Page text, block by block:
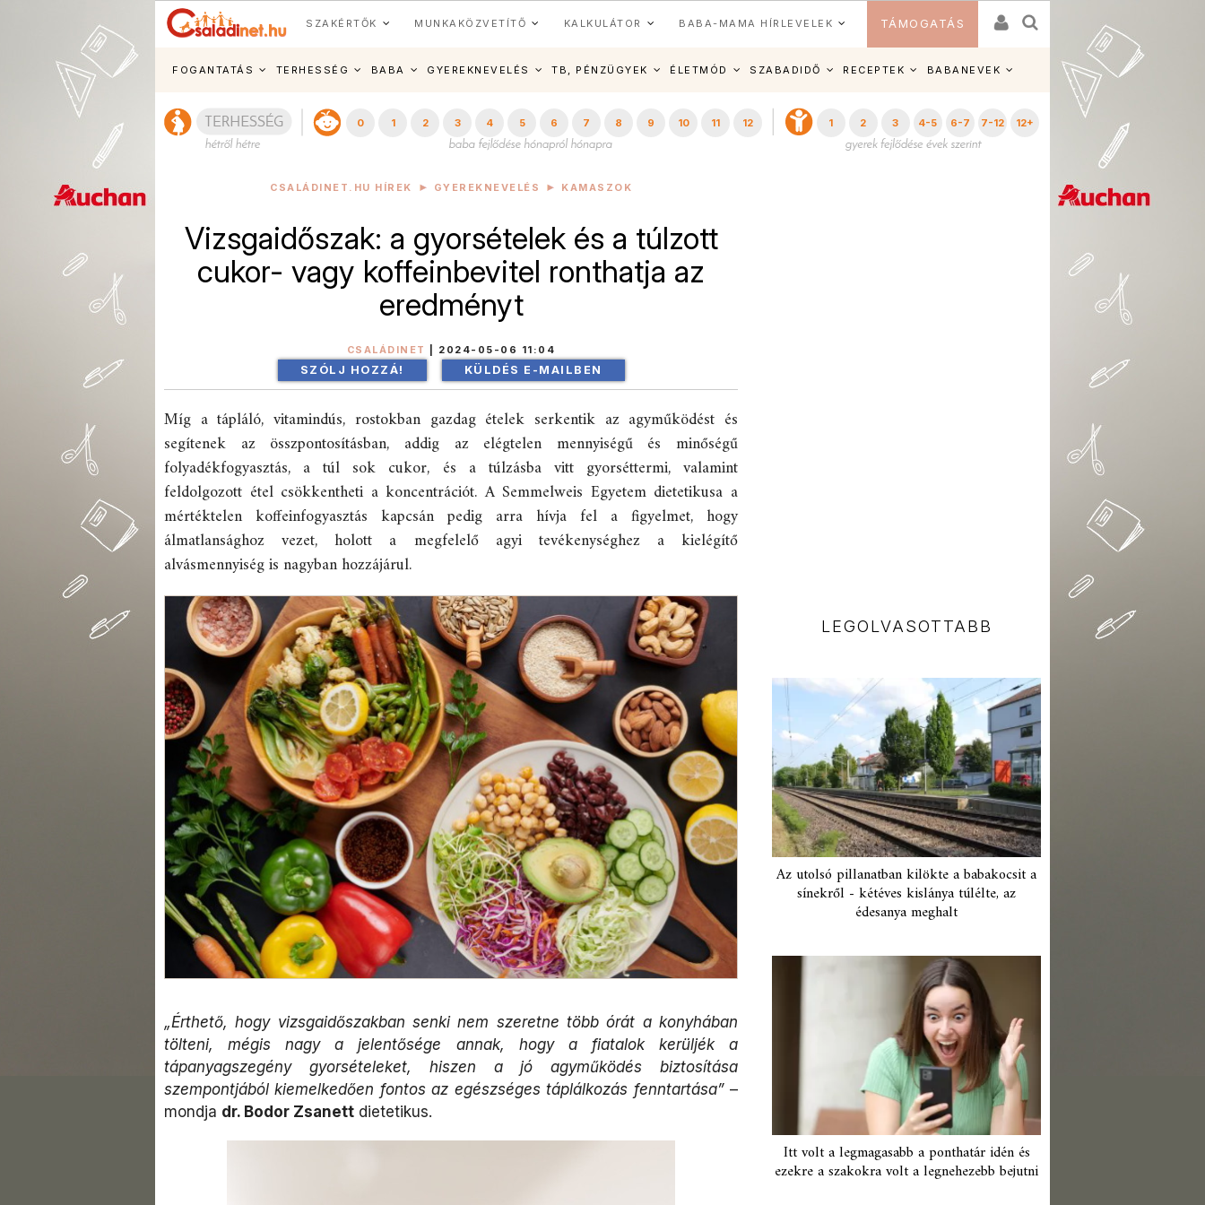
SZAKÉRTŐK MUNKAKÖZVETÍTŐ KALKULÁTOR BABA-MAMA HÍRLEVELEK TÁMOGATÁS
FOGANTATÁS TERHESSÉG BABA GYEREKNEVELÉS TB, PÉNZÜGYEK ÉLETMÓD SZABADIDŐ RECEPTEK BABANEVEK
0 1 2 3 4 5 6 7 8 9 10 11 12 1 2 3 4-5 6-7 7-12 12+
CSALÁDINET.HU HÍREK GYEREKNEVELÉS KAMASZOK
Vizsgaidőszak: a gyorsételek és a túlzott
cukor- vagy koffeinbevitel ronthatja az
eredményt
CSALÁDINET 2024-05-06 11:04
SZÓLJ HOZZÁ! KÜLDÉS E-MAILBEN
Míg a tápláló, vitamindús, rostokban gazdag ételek serkentik az agyműködést és
segítenek az összpontosításban, addig az elégtelen mennyiségű és minőségű
folyadékfogyasztás, a túl sok cukor, és a túlzásba vitt gyorséttermi, valamint
feldolgozott étel csökkentheti a koncentrációt. A Semmelweis Egyetem dietetikusa a
mértéktelen koffeinfogyasztás kapcsán pedig arra hívja fel a figyelmet, hogy
álmatlansághoz vezet, holott a megfelelő agyi tevékenységhez a kielégítő
alvásmennyiség is nagyban hozzájárul.
„Érthető, hogy vizsgaidőszakban senki nem szeretne több órát a konyhában
tölteni, mégis nagy a jelentősége annak, hogy a fiatalok kerüljék a
tápanyagszegény gyorsételeket, hiszen a jó agyműködés biztosítása
szempontjából kiemelkedően fontos az egészséges táplálkozás fenntartása”–
mondja dr. Bodor Zsanett dietetikus.
LEGOLVASOTTABB
Az utolsó pillanatban kilökte a babakocsit a
sínekről - kétéves kislánya túlélte, az
édesanya meghalt
Itt volt a legmagasabb a ponthatár idén és
ezekre a szakokra volt a legnehezebb bejutni